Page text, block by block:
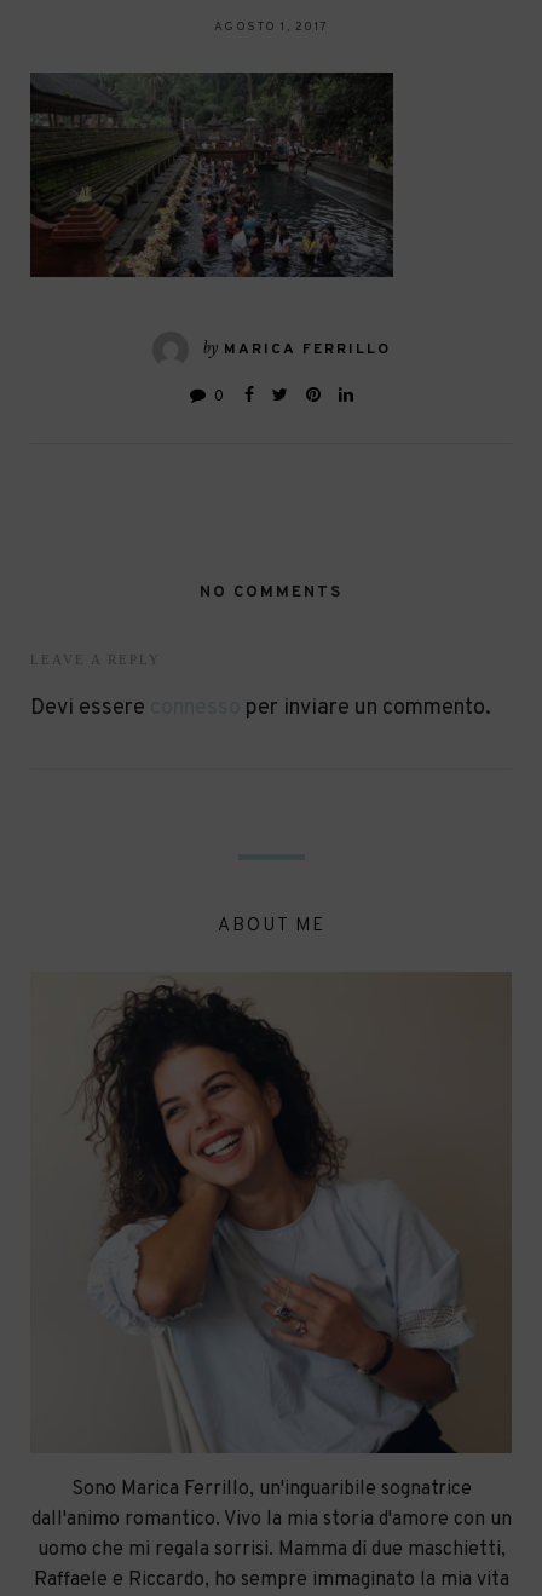
AGOSTO 1, 2017
by MARICA FERRILLO
0
NO COMMENTS
LEAVE A REPLY
Devi essere per inviare un commento.
ABOUT ME
Sono Marica Ferrillo, un'inguaribile sognatrice
dall'animo romantico. Vivo la mia storia d'amore con un
uomo che mi regala sorrisi. Mamma di due maschietti,
Raffaele e Riccardo, ho sempre immaginato la mia vita